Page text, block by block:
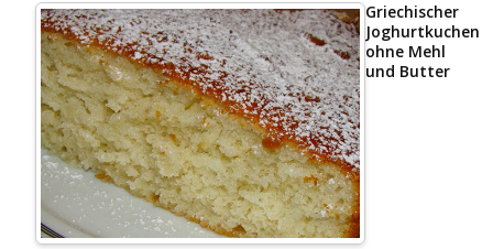
Griechischer
Joghurtkuchen
ohne Mehl
und Butter